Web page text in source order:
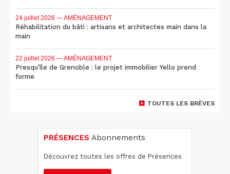
24 juillet 2026 — AMÉNAGEMENT
Réhabilitation du bâti : artisans et architectes main dans la
main
22 juillet 2026 — AMÉNAGEMENT
Presqu'île de Grenoble : le projet immobilier Yello prend
forme
TOUTES LES BRÈVES
PRÉSENCES Abonnements
Découvrez toutes les offres de Présences